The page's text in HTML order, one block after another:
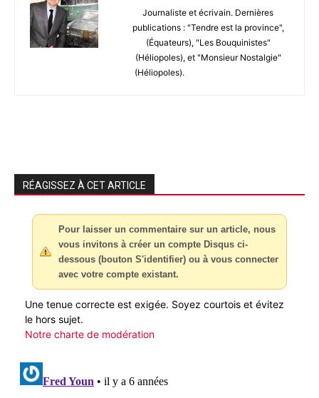
Journaliste et écrivain. Dernières
publications : "Tendre est la province",
(Équateurs), "Les Bouquinistes"
(Héliopoles), et "Monsieur Nostalgie"
(Héliopoles).
RÉAGISSEZ À CET ARTICLE
Pour laisser un commentaire sur un article, nous
vous invitons à créer un compte Disqus ci-
dessous (bouton S'identifier) ou à vous connecter
avec votre compte existant.
Une tenue correcte est exigée. Soyez courtois et évitez
le hors sujet.
Notre charte de modération